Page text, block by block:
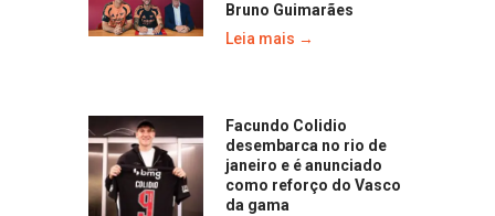
Bruno Guimarães
Leia mais →
Facundo Colidio
desembarca no rio de
janeiro e é anunciado
como reforço do Vasco
da gama